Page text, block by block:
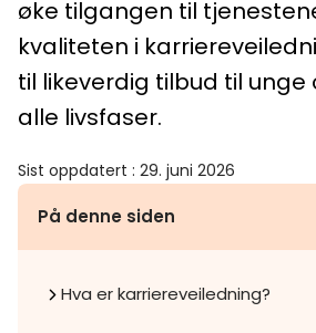
øke tilgangen til
kvaliteten i
til likeverdig tilbud til unge
alle livsfaser.
Sist oppdatert : 29. juni 2026
På denne siden
Hva er karriereveiledning?